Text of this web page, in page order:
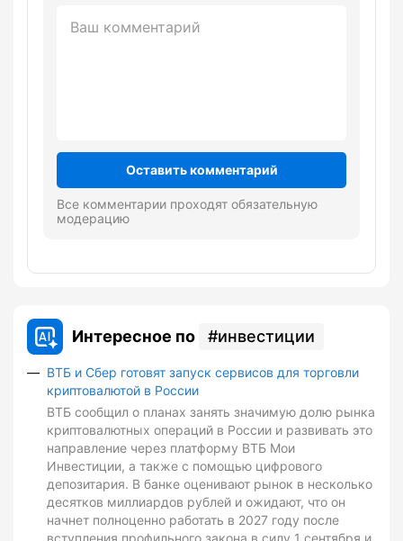
Оставить комментарий
Все комментарии проходят обязательную
модерацию
Интересное по инвестиции
ВТБ и Сбер готовят запуск сервисов для торговли
криптовалютой в России
ВТБ сообщил о планах занять значимую долю рынка
криптовалютных операций в России и развивать это
направление через платформу ВТБ Мои
Инвестиции, а также с помощью цифрового
депозитария. В банке оценивают рынок в несколько
десятков миллиардов рублей и ожидают, что он
начнет полноценно работать в 2027 году после